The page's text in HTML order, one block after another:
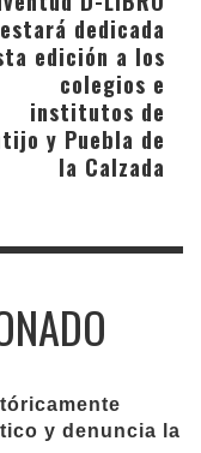
estará dedicada
edición a los
colegios e
institutos de
y Puebla de
la Calzada
y denuncia la